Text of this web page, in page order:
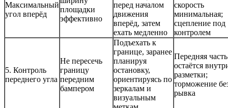
Максимальный
угол вперёд
площадки
эффективно
перед началом
движения
вперёд, затем
ехать медленно
скорость
минимальная;
сцепление под
контролем
5. Контроль
переднего угла
Не пересечь
границу
передним
бампером
Подъехать к
границе, заранее
планируя
остановку,
ориентируясь по
зеркалам и
визуальным
Передняя часть
остаётся
разметки;
торможение
рывка